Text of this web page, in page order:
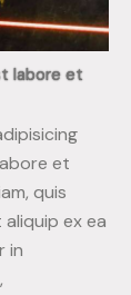
labore et
et
quis
ex ea
in